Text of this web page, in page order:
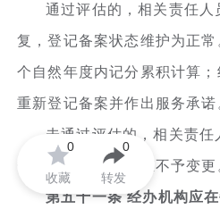
通过评估的，相关责任人
复，登记备案状态维护为正
个自然年度内记分累积计算
重新登记备案并作出服务承诺
未通过评估的，相关责
恢复，登记备案状态不予变更
第五十一条 经办机构应
收藏
0
转发
0